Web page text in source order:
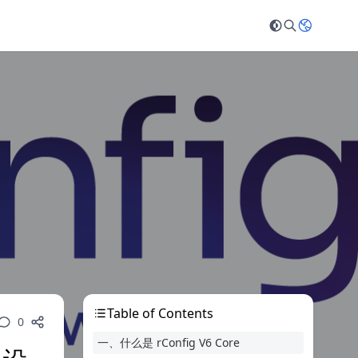
0 Table of Contents
一、什么是 rConfig V6 Core